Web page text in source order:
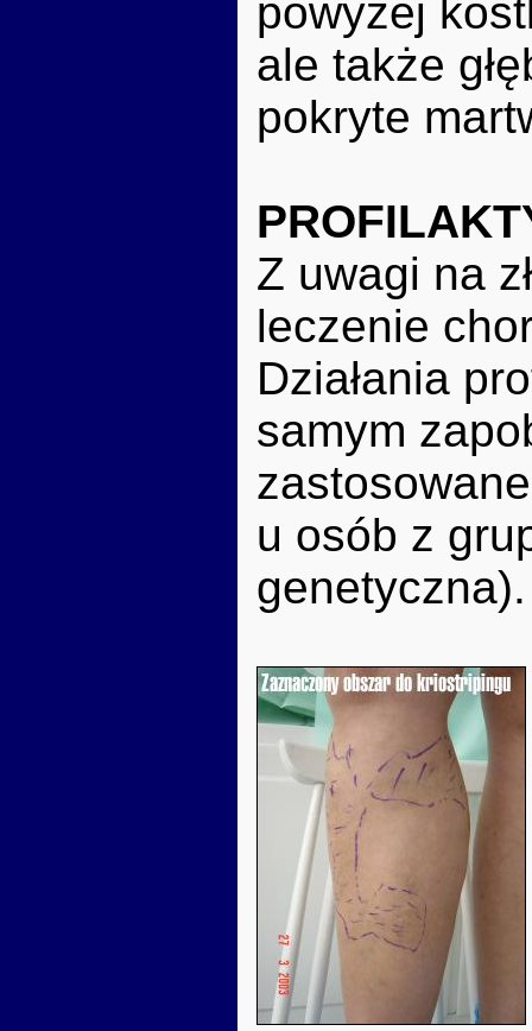
powyżej
ale także
pokryte
Z uwagi na
leczenie
Działania
samym
zastosowane
u osób z
genetyczna).